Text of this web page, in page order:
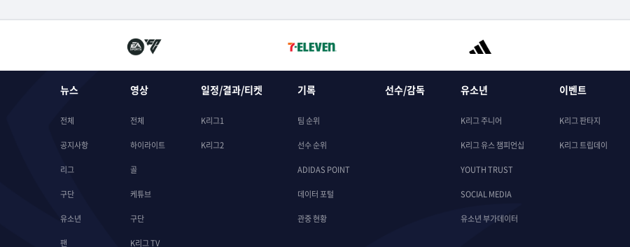
뉴스
전체
공지사항
리그
구단
유소년
팬
영상
전체
하이라이트
골
케튜브
구단
K리그 TV
일정/결과/티켓
K리그1
K리그2
기록
팀 순위
선수 순위
ADIDAS POINT
데이터 포털
관중 현황
선수/감독 유소년
K리그 주니어
K리그 유스 챔피언십
YOUTH TRUST
SOCIAL MEDIA
유소년 부가데이터
이벤트
K리그 판타지
K리그 트립데이